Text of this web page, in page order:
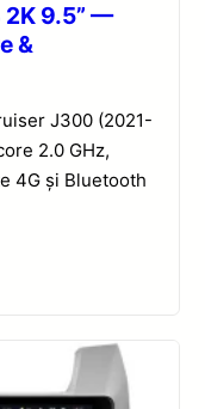
2K 9.5” —
&
J300 (2021-
2.0 GHz,
4G și Bluetooth